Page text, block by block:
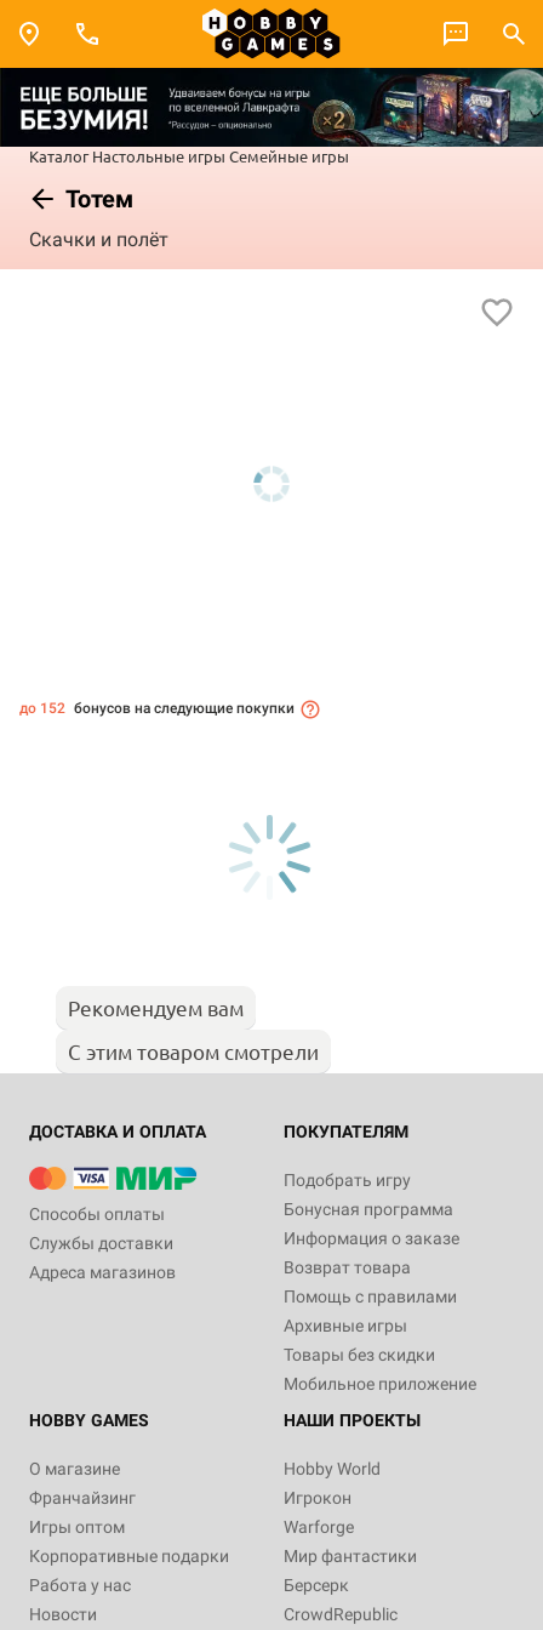
Каталог Настольные игры Семейные игры
Тотем
Скачки и полёт
до 152 бонусов на следующие покупки
Рекомендуем вам
С этим товаром смотрели
ДОСТАВКА И ОПЛАТА
Способы оплаты
Службы доставки
Адреса магазинов
ПОКУПАТЕЛЯМ
Подобрать игру
Бонусная программа
Информация о заказе
Возврат товара
Помощь с правилами
Архивные игры
Товары без скидки
Мобильное приложение
HOBBY GAMES
О магазине
Франчайзинг
Игры оптом
Корпоративные подарки
Работа у нас
Новости
НАШИ ПРОЕКТЫ
Hobby World
Игрокон
Warforge
Мир фантастики
Берсерк
CrowdRepublic